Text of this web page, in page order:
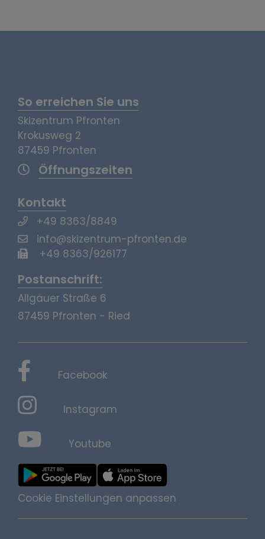
So erreichen Sie uns
Skizentrum Pfronten
Krokusweg 2
87459 Pfronten
Öffnungszeiten
Kontakt
+49 8363/8849
info@skizentrum-pfronten.de
+49 8363/926177
Postanschrift:
Allgäuer Straße 6
87459 Pfronten - Ried
Facebook
Instagram
Youtube
Cookie Einstellungen anpassen